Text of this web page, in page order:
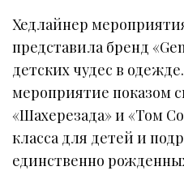
Хедлайнер
представила бренд
детских чудес в
мероприятие показом
«Шахерезада» и «Том
класса для детей и
единственно